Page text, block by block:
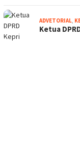
ADVETORIAL,
Ketua